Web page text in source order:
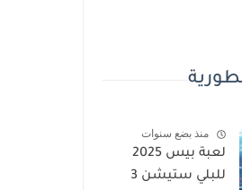
منذ بضع سنوات
لعبة بيس 2025
للبلي ستيشن 3